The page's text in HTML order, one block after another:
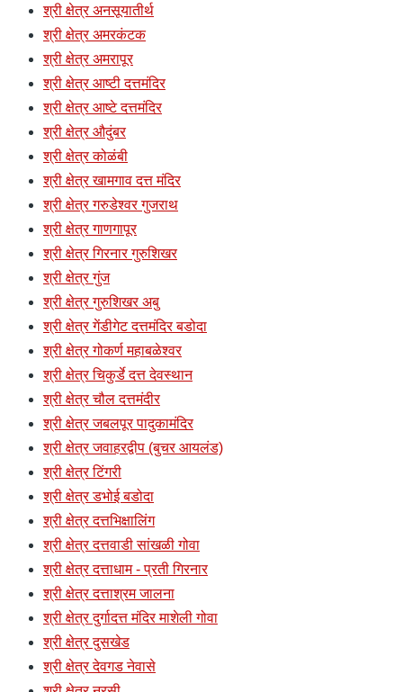
श्री क्षेत्र अनसूयातीर्थ
श्री क्षेत्र अमरकंटक
श्री क्षेत्र अमरापूर
श्री क्षेत्र आष्टी दत्तमंदिर
श्री क्षेत्र आष्टे दत्तमंदिर
श्री क्षेत्र औदुंबर
श्री क्षेत्र कोळंबी
श्री क्षेत्र खामगाव दत्त मंदिर
श्री क्षेत्र गरुडेश्वर गुजराथ
श्री क्षेत्र गाणगापूर
श्री क्षेत्र गिरनार गुरुशिखर
श्री क्षेत्र गुंज
श्री क्षेत्र गुरुशिखर अबु
श्री क्षेत्र गेंडीगेट दत्तमंदिर बडोदा
श्री क्षेत्र गोकर्ण महाबळेश्वर
श्री क्षेत्र चिकुर्डे दत्त देवस्थान
श्री क्षेत्र चौल दत्तमंदीर
श्री क्षेत्र जबलपूर पादुकामंदिर
श्री क्षेत्र जवाहरद्वीप (बुचर आयलंड)
श्री क्षेत्र टिंगरी
श्री क्षेत्र डभोई बडोदा
श्री क्षेत्र दत्तभिक्षालिंग
श्री क्षेत्र दत्तवाडी सांखळी गोवा
श्री क्षेत्र दत्ताधाम - प्रती गिरनार
श्री क्षेत्र दत्ताश्रम जालना
श्री क्षेत्र दुर्गादत्त मंदिर माशेली गोवा
श्री क्षेत्र दुसखेड
श्री क्षेत्र देवगड नेवासे